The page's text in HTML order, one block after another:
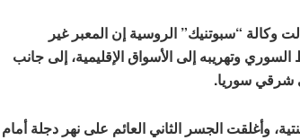
“سبوتنيك” الروسية إن المعبر غير
وتهريبه إلى الأسواق الإقليمية، إلى جانب
شرقي سوريا.
وأغلقت الجسر الثاني العائم على نهر دجلة أمام